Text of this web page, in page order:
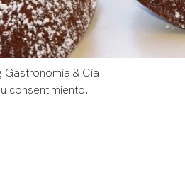
& Cía.
consentimiento.